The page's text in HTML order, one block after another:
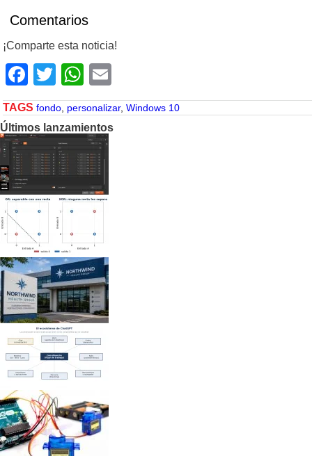
Comentarios
¡Comparte esta noticia!
Facebook
TwitterWhatsApp
TAGS fondo, personalizar, Windows 10
Últimos lanzamientos